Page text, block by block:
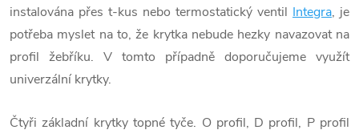
instalována přes t-kus nebo termostatický ventil Integra, je
potřeba myslet na to, že krytka nebude hezky navazovat na
profil žebříku. V tomto případně doporučujeme využít
univerzální krytky.
Čtyři základní krytky topné tyče. O profil, D profil, P profil